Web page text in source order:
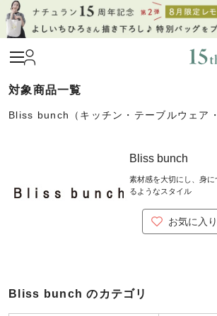
Bliss bunch（キッチン・テーブルウェア
Bliss bunch
素材感を大切にし、身
るようなスタイル
お気に入
Bliss bunch のカテゴリ